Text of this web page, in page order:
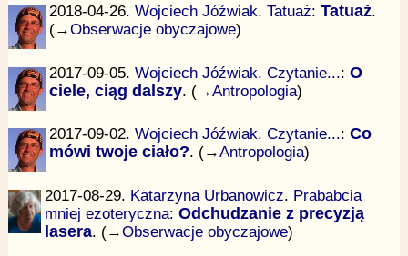
2018-04-26. Wojciech Jóźwiak. Tatuaż: Tatuaż.
(→Obserwacje obyczajowe)
2017-09-05. Wojciech Jóźwiak. Czytanie...: O
ciele, ciąg dalszy. (→Antropologia)
2017-09-02. Wojciech Jóźwiak. Czytanie...: Co
mówi twoje ciało?. (→Antropologia)
2017-08-29. Katarzyna Urbanowicz. Prababcia
mniej ezoteryczna:Odchudzanie z precyzją
lasera. (→Obserwacje obyczajowe)